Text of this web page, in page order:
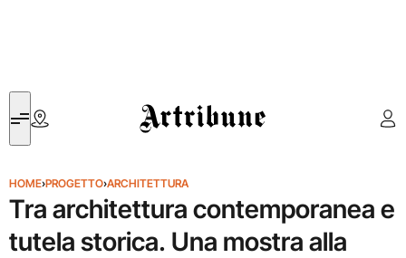
Artribune
HOME›PROGETTO›ARCHITETTURA
Tra architettura contemporanea e
tutela storica. Una mostra alla